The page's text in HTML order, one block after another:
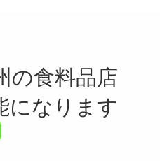
の食料品店
になります